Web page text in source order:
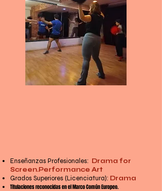
Enseñanzas Profesionales: Drama for
Screen.Performance Art
Grados Superiores (Licenciatura): Drama
Titulaciones reconocidas en el Marco Común Europeo.